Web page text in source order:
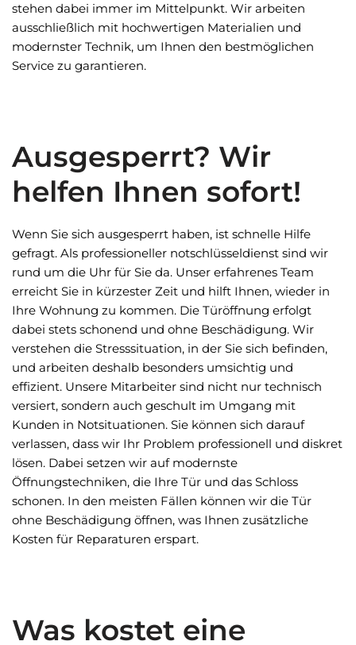
stehen dabei immer im Mittelpunkt. Wir arbeiten
ausschließlich mit hochwertigen Materialien und
modernster Technik, um Ihnen den bestmöglichen
Service zu garantieren.
Ausgesperrt? Wir
helfen Ihnen sofort!
Wenn Sie sich ausgesperrt haben, ist schnelle Hilfe
gefragt. Als professioneller notschlüsseldienst sind wir
rund um die Uhr für Sie da. Unser erfahrenes Team
erreicht Sie in kürzester Zeit und hilft Ihnen, wieder in
Ihre Wohnung zu kommen. Die Türöffnung erfolgt
dabei stets schonend und ohne Beschädigung. Wir
verstehen die Stresssituation, in der Sie sich befinden,
und arbeiten deshalb besonders umsichtig und
effizient. Unsere Mitarbeiter sind nicht nur technisch
versiert, sondern auch geschult im Umgang mit
Kunden in Notsituationen. Sie können sich darauf
verlassen, dass wir Ihr Problem professionell und diskret
lösen. Dabei setzen wir auf modernste
Öffnungstechniken, die Ihre Tür und das Schloss
schonen. In den meisten Fällen können wir die Tür
ohne Beschädigung öffnen, was Ihnen zusätzliche
Kosten für Reparaturen erspart.
Was kostet eine